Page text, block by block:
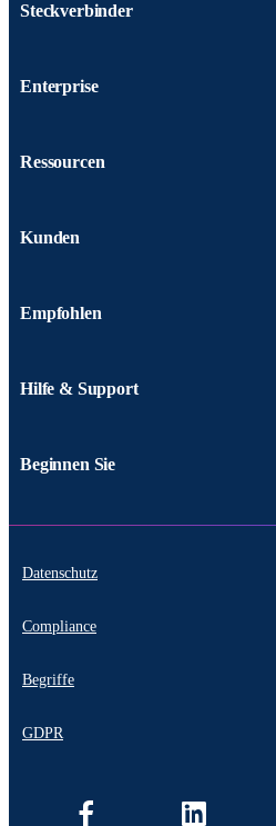
Steckverbinder
Enterprise
Ressourcen
Kunden
Empfohlen
Hilfe & Support
Beginnen Sie
Datenschutz
Compliance
Begriffe
GDPR